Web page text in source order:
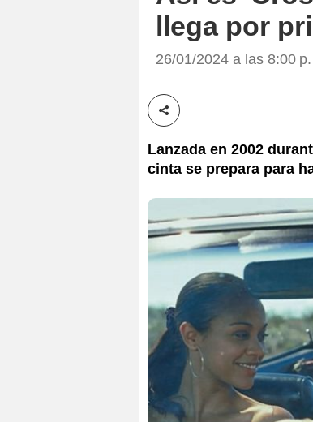
llega por
26/01/2024 a las 8:00
Compartir esta noticia
Lanzada en 2002
cinta se prepara para